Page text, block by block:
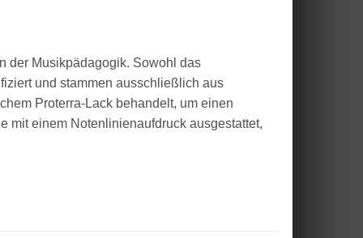
der Musikpädagogik. Sowohl das
und stammen ausschließlich aus
Proterra-Lack behandelt, um einen
mit einem Notenlinienaufdruck ausgestattet,